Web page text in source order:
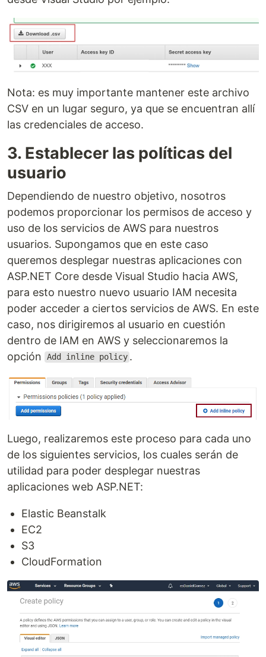
Nota: es muy importante mantener este archivo
CSV en un lugar seguro, ya que se encuentran allí
las credenciales de acceso.
3. Establecer las políticas del
usuario
Dependiendo de nuestro objetivo, nosotros
podemos proporcionar los permisos de acceso y
uso de los servicios de AWS para nuestros
usuarios. Supongamos que en este caso
queremos desplegar nuestras aplicaciones con
ASP.NET Core desde Visual Studio hacia AWS,
para esto nuestro nuevo usuario IAM necesita
poder acceder a ciertos servicios de AWS. En este
caso, nos dirigiremos al usuario en cuestión
dentro de IAM en AWS y seleccionaremos la
opción
Add inline policy .
Luego, realizaremos este proceso para cada uno
de los siguientes servicios, los cuales serán de
utilidad para poder desplegar nuestras
aplicaciones web ASP.NET:
Elastic Beanstalk
EC2
S3
CloudFormation